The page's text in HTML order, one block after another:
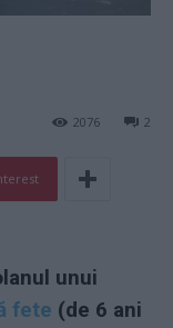
2
2076
unui
fete (de 6 ani